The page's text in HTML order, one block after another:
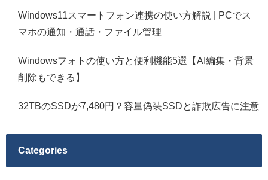
Windows11スマートフォン連携の使い方解説 | PCでス
マホの通知・通話・ファイル管理
Windowsフォトの使い方と便利機能5選【AI編集・背景
削除もできる】
32TBのSSDが7,480円？容量偽装SSDと詐欺広告に注意
Categories